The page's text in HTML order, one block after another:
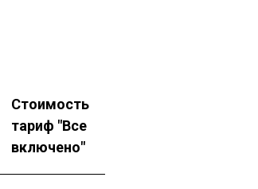
Стоимость
тариф "Все
включено"